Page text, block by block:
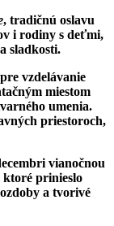
, tradičnú oslavu
i rodiny s deťmi,
sladkosti.
vzdelávanie
miestom
umenia.
priestoroch,
vianočnou
ktoré prinieslo
a tvorivé